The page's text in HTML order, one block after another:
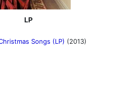
LP
Songs (LP) (2013)